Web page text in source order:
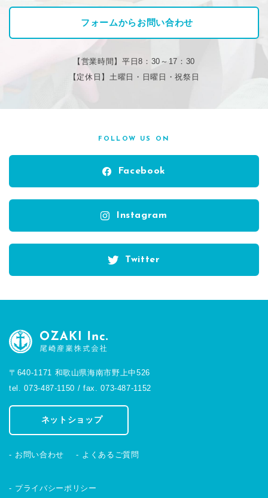
フォームからお問い合わせ
【営業時間】平日8：30～17：30
【定休日】土曜日・日曜日・祝祭日
FOLLOW US ON
Facebook
Instagram
Twitter
〒640-1171 和歌山県海南市野上中526
tel. 073-487-1150 / fax. 073-487-1152
ネットショップ
お問い合わせ よくあるご質問
プライバシーポリシー